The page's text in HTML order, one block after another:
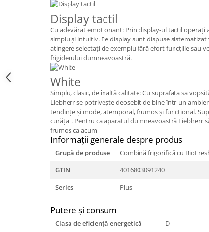
Display tactil
Cu adevărat emoţionant: Prin display-ul tactil
simplu şi intuitiv. Pe display sunt dispuse
atingere selectaţi de exemplu fără efort funcţiile sau
frigiderului dumneavoastră.
White
Simplu, clasic, de înaltă calitate: Cu suprafaţa sa
Liebherr se potriveşte deosebit de bine într-un
tendinţe şi mode, atemporal, frumos şi funcţional.
curăţat. Pentru ca aparatul dumneavoastră Liebherr
frumos ca acum
Informaţii generale despre produs
Grupă de produse
Combină frigorifică cu
GTIN
4016803091240
Series
Plus
Putere şi consum
Clasa de eficienţă energetică
D